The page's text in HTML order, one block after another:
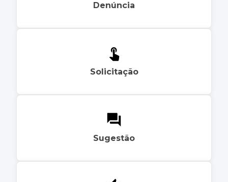
Denúncia
Solicitação
Sugestão